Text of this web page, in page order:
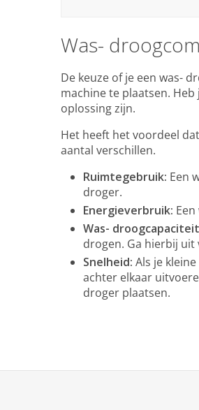
Was-
De keuze of je een was-
machine te plaatsen.
oplossing zijn.
Het heeft het voordeel
aantal verschillen.
Ruimtegebruik: Een
droger.
Energieverbruik:
Was-
drogen. Ga hierbij uit
Snelheid: Als je
achter elkaar
droger plaatsen.